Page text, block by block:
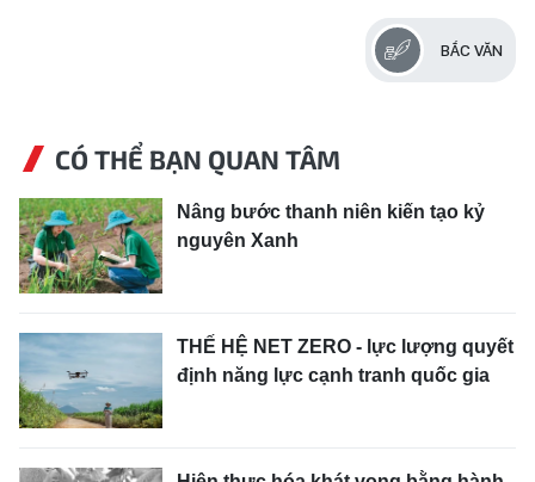
BẮC VĂN
CÓ THỂ BẠN QUAN TÂM
Nâng bước thanh niên kiến tạo kỷ
nguyên Xanh
THẾ HỆ NET ZERO - lực lượng quyết
định năng lực cạnh tranh quốc gia